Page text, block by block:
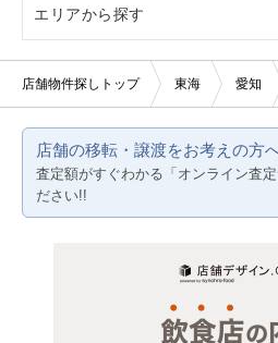
駐車場あり
看板取り付け可
20坪以下
賃料10万円以下
2階
3階以上
軽飲食
バー・クラブ
サロン（マッサージ・エステ・
医療・歯科・クリニック
ジム・教室・スタジオ
ラーメン
カラオケ・パブ・スナック
居酒屋・ダイニングバー
和食
エリアから探す
愛知
岐阜
三重
店舗物件探しトップ 東海 愛知
店舗の移転・譲渡をお考えの方
査定額がすぐわかる「オンライン査
ださい!!